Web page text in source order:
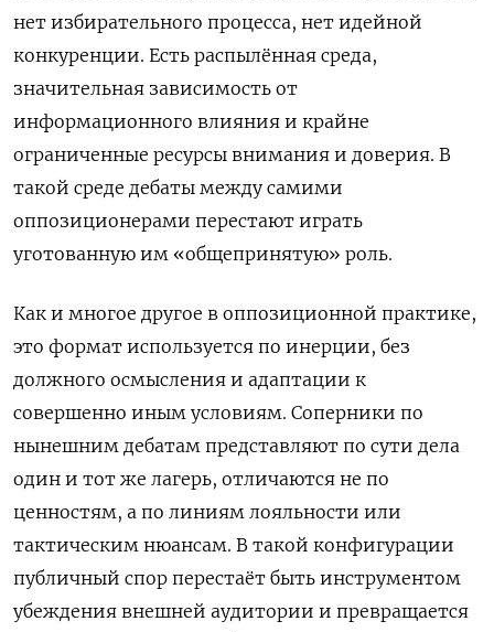
нет избирательного процесса, нет идейной
конкуренции. Есть распылённая среда,
значительная зависимость от
информационного влияния и крайне
ограниченные ресурсы внимания и доверия. В
такой среде дебаты между самими
оппозиционерами перестают играть
уготованную им «общепринятую» роль.
Как и многое другое в оппозиционной практике,
это формат используется по инерции, без
должного осмысления и адаптации к
совершенно иным условиям. Соперники по
нынешним дебатам представляют по сути дела
один и тот же лагерь, отличаются не по
ценностям, а по линиям лояльности или
тактическим нюансам. В такой конфигурации
публичный спор перестаёт быть инструментом
убеждения внешней аудитории и превращается